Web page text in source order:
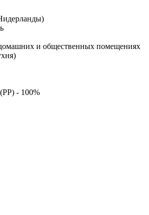
и общественных помещениях
- 100%